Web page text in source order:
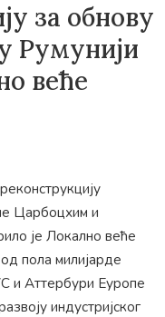
за обнову
Румунији
веће
Царбоцхим и
је Локално веће
пола милијарде
и Аттербури Еуропе
индустријског